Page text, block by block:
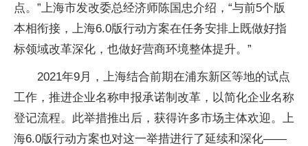
点。”上海市发改委总经济师陈国忠介绍，“与前5个版
本相衔接，上海6.0版行动方案在任务安排上既做好指
标领域改革深化，也做好营商环境整体提升。”
2021年9月，上海结合前期在浦东新区等地的试点
工作，推进企业名称申报承诺制改革，以简化企业名称
登记流程。此举措推出后，获得许多市场主体欢迎。上
海6.0版行动方案也对这一举措进行了延续和深化——